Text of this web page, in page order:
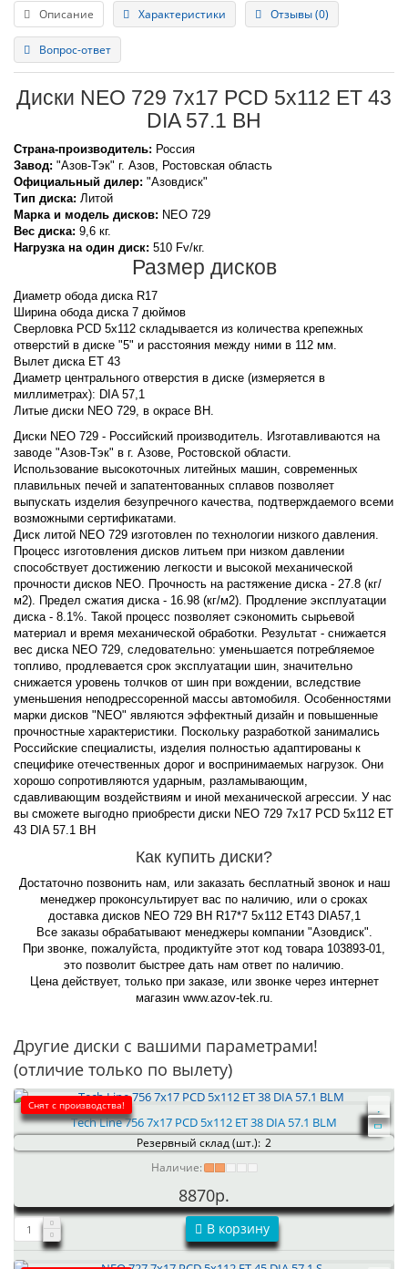
Описание Характеристики Отзывы (0)
Вопрос-ответ
Диски NEO 729 7x17 PCD 5x112 ET 43
DIA 57.1 BH
Страна-производитель: Россия
Завод: "Азов-Тэк" г. Азов, Ростовская область
Официальный дилер: "Азовдиск"
Тип диска: Литой
Марка и модель дисков: NEO 729
Вес диска: 9,6 кг.
Нагрузка на один диск: 510 Fv/кг.
Размер дисков
Диаметр обода диска R17
Ширина обода диска 7 дюймов
Сверловка PCD 5x112 складывается из количества крепежных
отверстий в диске "5" и расстояния между ними в 112 мм.
Вылет диска ET 43
Диаметр центрального отверстия в диске (измеряется в
миллиметрах): DIA 57,1
Литые диски NEO 729, в окрасе BH.
Диски NEO 729 - Российский производитель. Изготавливаются на
заводе "Азов-Тэк" в г. Азове, Ростовской области.
Использование высокоточных литейных машин, современных
плавильных печей и запатентованных сплавов позволяет
выпускать изделия безупречного качества, подтверждаемого всеми
возможными сертификатами.
Диск литой NEO 729 изготовлен по технологии низкого давления.
Процесс изготовления дисков литьем при низком давлении
способствует достижению легкости и высокой механической
прочности дисков NEO. Прочность на растяжение диска - 27.8 (кг/
м2). Предел сжатия диска - 16.98 (кг/м2). Продление эксплуатации
диска - 8.1%. Такой процесс позволяет сэкономить сырьевой
материал и время механической обработки. Результат - снижается
вес диска NEO 729, следовательно: уменьшается потребляемое
топливо, продлевается срок эксплуатации шин, значительно
снижается уровень толчков от шин при вождении, вследствие
уменьшения неподрессоренной массы автомобиля. Особенностями
марки дисков "NEO" являются эффектный дизайн и повышенные
прочностные характеристики. Поскольку разработкой занимались
Российские специалисты, изделия полностью адаптированы к
специфике отечественных дорог и воспринимаемых нагрузок. Они
хорошо сопротивляются ударным, разламывающим,
сдавливающим воздействиям и иной механической агрессии. У нас
вы сможете выгодно приобрести диски NEO 729 7x17 PCD 5x112 ET
43 DIA 57.1 BH
Как купить диски?
Достаточно позвонить нам, или заказать бесплатный звонок и наш
менеджер проконсультирует вас по наличию, или о сроках
доставка дисков NEO 729 BH R17*7 5x112 ET43 DIA57,1
Все заказы обрабатывают менеджеры компании "Азовдиск".
При звонке, пожалуйста, продиктуйте этот код товара 103893-01,
это позволит быстрее дать нам ответ по наличию.
Цена действует, только при заказе, или звонке через интернет
магазин www.azov-tek.ru.
Другие диски с вашими параметрами!
(отличие только по вылету)
Снят с производства!
Tech Line 756 7x17 PCD 5x112 ET 38 DIA 57.1 BLM
Резервный склад (шт.): 2
Наличие:
8870р.
В корзину